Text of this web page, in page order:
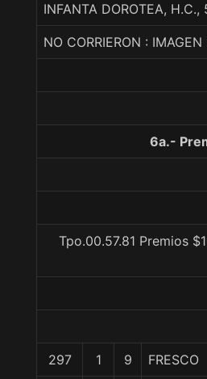
INFANTA DOROTEA,
NO CORRIERON :
6a.-
Tpo.00.57.81 Premios
297 1 9 FRESCO